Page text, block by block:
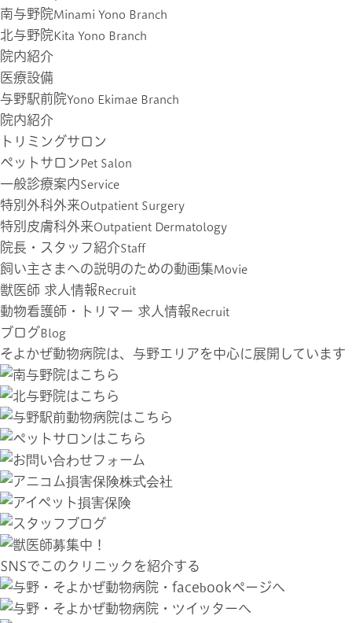
南与野院Minami Yono Branch
北与野院 Kita Yono Branch
院内紹介
医療設備
与野駅前院Yono Ekimae Branch
院内紹介
トリミングサロン
ペットサロン Pet Salon
一般診療案内Service
特別外科外来Outpatient Surgery
特別皮膚科外来Outpatient Dermatology
院長・スタッフ紹介Staff
飼い主さまへの説明のための動画集Movie
獣医師 求人情報 Recruit
動物看護師・トリマー 求人情報 Recruit
ブログBlog
そよかぜ動物病院は、与野エリアを中心に展開しています
SNSでこのクリニックを紹介する